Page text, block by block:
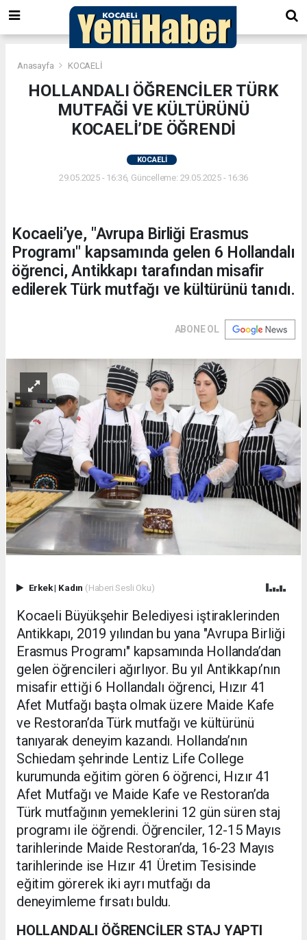
Anasayfa KOCAELİ
HOLLANDALI ÖĞRENCİLER TÜRK
MUTFAĞİ VE KÜLTÜRÜNÜ
KOCAELİ’DE ÖĞRENDİ
KOCAELİ
29.05.2025 - 16:36, Güncelleme: 29.05.2025 - 16:36
Kocaeli’ye, "Avrupa Birliği Erasmus
Programı" kapsamında gelen 6 Hollandalı
öğrenci, Antikkapı tarafından misafir
edilerek Türk mutfağı ve kültürünü tanıdı.
ABONE OL
Erkek| Kadın (Haberi Sesli Oku)
Kocaeli Büyükşehir Belediyesi iştiraklerinden
Antikkapı, 2019 yılından bu yana "Avrupa Birliği
Erasmus Programı" kapsamında Hollanda’dan
gelen öğrencileri ağırlıyor. Bu yıl Antikkapı’nın
misafir ettiği 6 Hollandalı öğrenci, Hızır 41
Afet Mutfağı başta olmak üzere Maide Kafe
ve Restoran’da Türk mutfağı ve kültürünü
tanıyarak deneyim kazandı. Hollanda’nın
Schiedam şehrinde Lentiz Life College
kurumunda eğitim gören 6 öğrenci, Hızır 41
Afet Mutfağı ve Maide Kafe ve Restoran’da
Türk mutfağının yemeklerini 12 gün süren staj
programı ile öğrendi. Öğrenciler, 12-15 Mayıs
tarihlerinde Maide Restoran’da, 16-23 Mayıs
tarihlerinde ise Hızır 41 Üretim Tesisinde
eğitim görerek iki ayrı mutfağı da
deneyimleme fırsatı buldu.
HOLLANDALI ÖĞRENCİLER STAJ YAPTI